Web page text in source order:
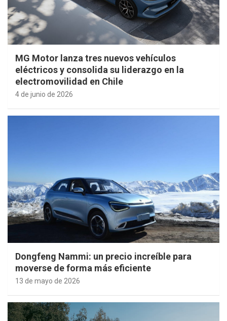
MG Motor lanza tres nuevos vehículos
eléctricos y consolida su liderazgo en la
electromovilidad en Chile
4 de junio de 2026
Dongfeng Nammi: un precio increíble para
moverse de forma más eficiente
13 de mayo de 2026